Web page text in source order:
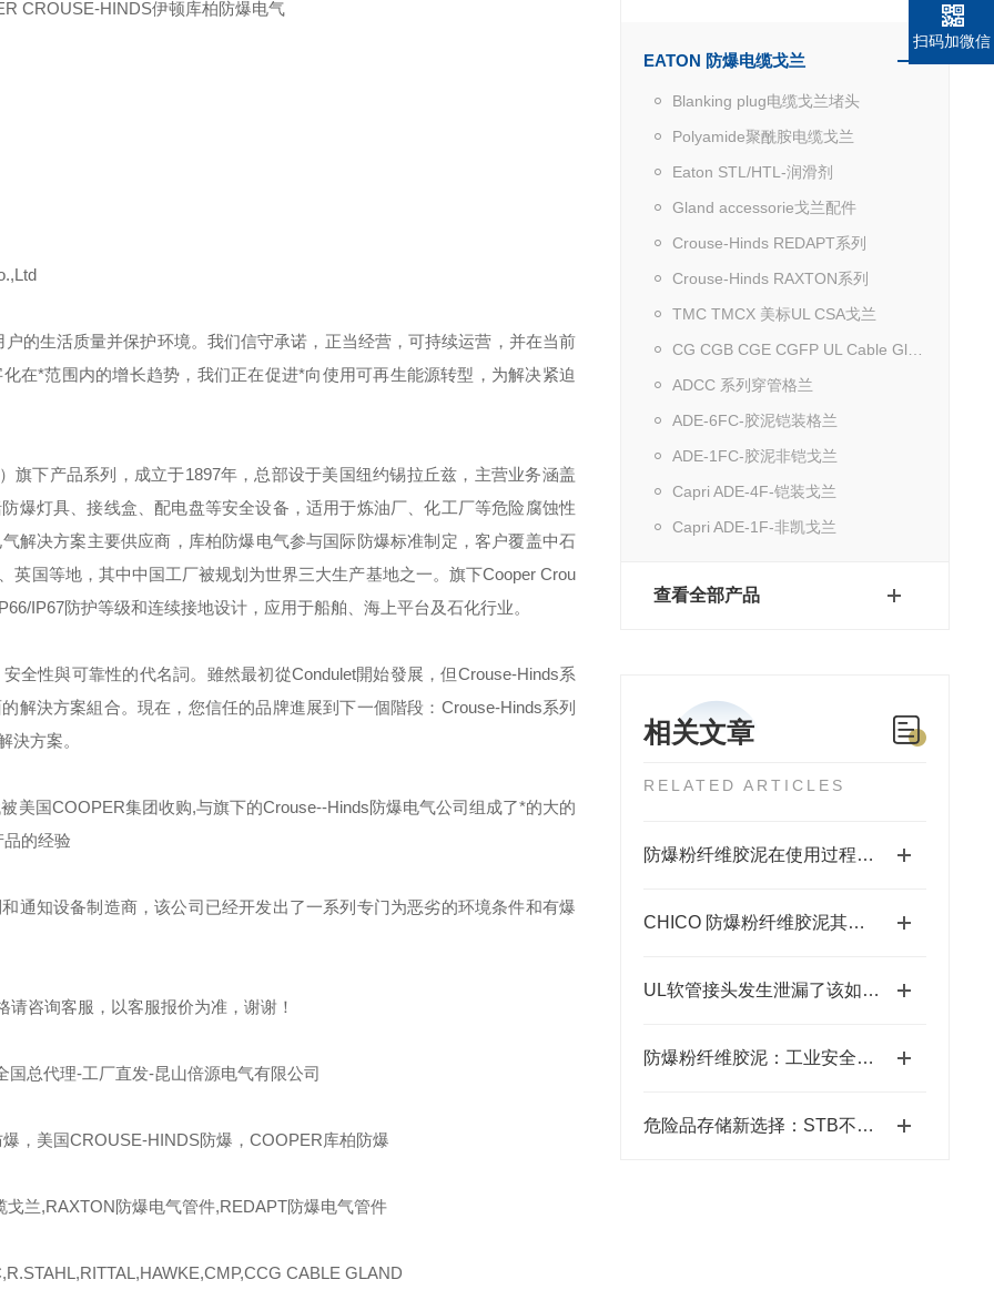
EATON 防爆电缆戈兰
Blanking plug电缆戈兰堵头
Polyamide聚酰胺电缆戈兰
Eaton STL/HTL-润滑剂
Gland accessorie戈兰配件
Crouse-Hinds REDAPT系列
Crouse-Hinds RAXTON系列
TMC TMCX 美标UL CSA戈兰
ADCC 系列穿管格兰
ADE-6FC-胶泥铠装格兰
ADE-1FC-胶泥非铠戈兰
Capri ADE-4F-铠装戈兰
Capri ADE-1F-非凯戈兰
查看全部产品
相关文章
RELATED ARTICLES
防爆粉纤维胶泥在使用过程中需要注意以下几点
CHICO 防爆粉纤维胶泥其出色的防爆性能在许多领域发挥着重要的作用
UL软管接头发生泄漏了该如何补救？
防爆粉纤维胶泥：工业安全的坚固防线
危险品存储新选择：STB不锈钢防爆箱
CROUSE-HINDS伊顿库柏防爆电气
的生活质量并保护环境。我们信守承诺，正当经营，可持续运营，并在当前
在*范围内的增长趋势，我们正在促进*向使用可再生能源转型，为解决紧迫
旗下产品系列，成立于1897年，总部设于美国纽约锡拉丘兹，主营业务涵盖
爆灯具、接线盒、配电盘等安全设备，适用于炼油厂、化工厂等危险腐蚀性
解决方案主要供应商，库柏防爆电气参与国际防爆标准制定，客户覆盖中石
英国等地，其中中国工厂被规划为世界三大生产基地之一。旗下Cooper Crou
IP67防护等级和连续接地设计，应用于船舶、海上平台及石化行业。
全性與可靠性的代名詞。雖然最初從Condulet開始發展，但Crouse-Hinds系
解決方案組合。現在，您信任的品牌進展到下一個階段： Crouse-Hinds系列
決方案。
美国COOPER集团收购,与旗下的Crouse--Hinds防爆电气公司组成了*的大的
的经验
通知设备制造商，该公司已经开发出了一系列专门为恶劣的环境条件和有爆
请咨询客服，以客服报价为准，谢谢！
国总代理-工厂直发-昆山倍源电气有限公司
，美国CROUSE-HINDS防爆，COOPER库柏防爆
兰,RAXTON防爆电气管件,REDAPT防爆电气管件
CABLE GLAND
扫码加微信